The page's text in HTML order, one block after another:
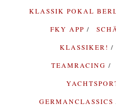
KLASSIK POKAL
FKY APP
KLASSIKER!
TEAMRACING
GERMANCLASSICS